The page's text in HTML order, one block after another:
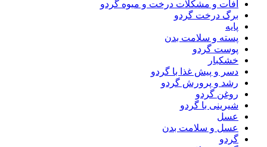
آفات و مشکلات درخت و میوه گردو
برگ درخت گردو
پایه
پسته و سلامت بدن
پوست گردو
خشکبار
دسر و پیش غذا با گردو
رشد و پرورش گردو
روغن گردو
شیرینی با گردو
عسل
عسل و سلامت بدن
گردو